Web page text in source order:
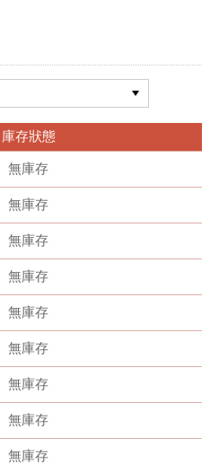
庫存狀態
無庫存
無庫存
無庫存
無庫存
無庫存
無庫存
無庫存
無庫存
無庫存